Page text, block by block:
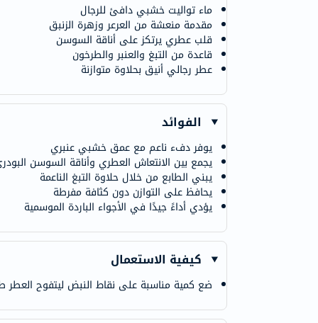
ماء تواليت خشبي دافئ للرجال
مقدمة منعشة من العرعر وزهرة الزنبق
قلب عطري يرتكز على أناقة السوسن
قاعدة من التبغ والعنبر والطرخون
عطر رجالي أنيق بحلاوة متوازنة
الفوائد
يوفر دفء ناعم مع عمق خشبي عنبري
يجمع بين الانتعاش العطري وأناقة السوسن
يبني الطابع من خلال حلاوة التبغ الناعمة
يحافظ على التوازن دون كثافة مفرطة
يؤدي أداءً جيدًا في الأجواء الباردة الموسمية
كيفية الاستعمال
ضع كمية مناسبة على نقاط النبض ليتفوح العطر